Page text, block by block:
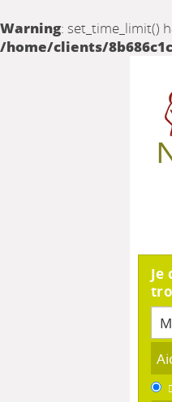
Warning: set_time_limit()
/home/clients/
Je